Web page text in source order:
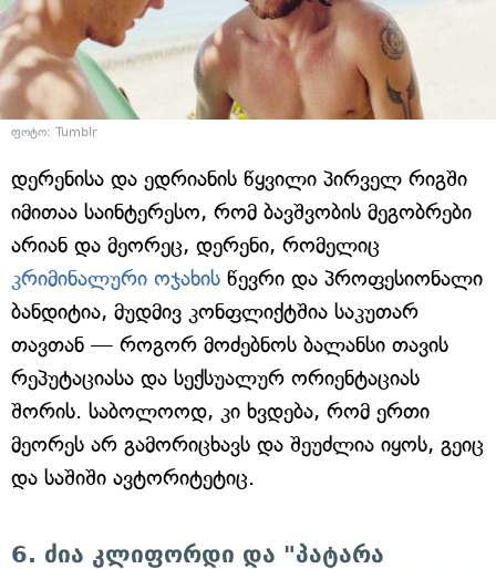
ფოტო: Tumblr
დერენისა და ედრიანის წყვილი პირველ რიგში
იმითაა საინტერესო, რომ ბავშვობის მეგობრები
არიან და მეორეც, დერენი, რომელიც
კრიმინალური ოჯახის წევრი და პროფესიონალი
ბანდიტია, მუდმივ კონფლიქტშია საკუთარ
თავთან — როგორ მოძებნოს ბალანსი თავის
რეპუტაციასა და სექსუალურ ორიენტაციას
შორის. საბოლოოდ, კი ხვდება, რომ ერთი
მეორეს არ გამორიცხავს და შეუძლია იყოს, გეიც
და საშიში ავტორიტეტიც.
6. ძია კლიფორდი და "პატარა